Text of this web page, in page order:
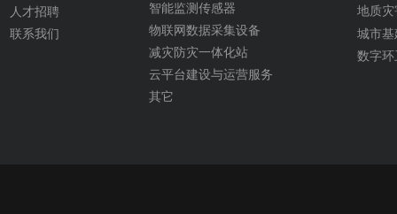
人才招聘
联系我们
智能监测传感器
物联网数据采集设备
减灾防灾一体化站
云平台建设与运营服务
其它
地质灾
城市基
数字环